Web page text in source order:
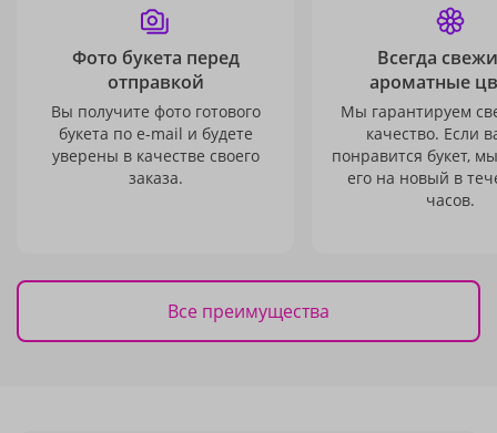
Фото букета перед
отправкой
Вы получите фото готового
букета по e-mail и будете
уверены в качестве своего
заказа.
Всегда
ароматные
Мы гарантируем
качество. Если
понравится букет,
его на новый в
часов.
Все преимущества